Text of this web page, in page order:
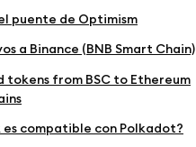
puente de Optimism
a Binance (BNB Smart Chain)
tokens from BSC to Ethereum
es compatible con Polkadot?